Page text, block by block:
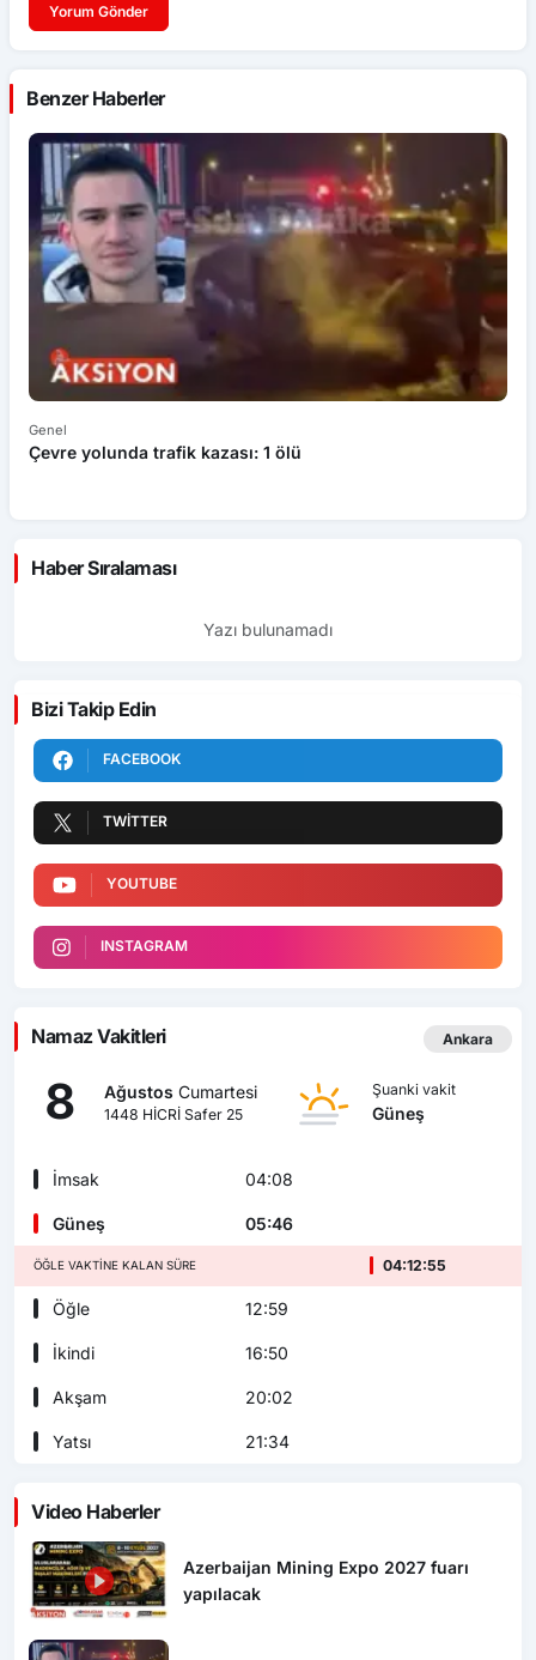
Yorum Gönder
Benzer Haberler
Genel
Çevre yolunda trafik kazası: 1 ölü
Haber Sıralaması
Yazı bulunamadı
Bizi Takip Edin
FACEBOOK
TWITTER
YOUTUBE
INSTAGRAM
Namaz Vakitleri Ankara
8 Ağustos Cumartesi
1448 HİCRİ Safer 25
Şuanki vakit
Güneş
İmsak 04:08
Güneş 05:46
ÖĞLE VAKTINE KALAN SÜRE 04:12:53
Öğle 12:59
İkindi 16:50
Akşam 20:02
Yatsı 21:34
Video Haberler
Azerbaijan Mining Expo 2027 fuarı
yapılacak